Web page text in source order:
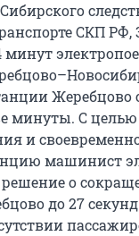
СКП РФ,
минут
Жеребцово
минуты. С
и
машинист
о
до 27